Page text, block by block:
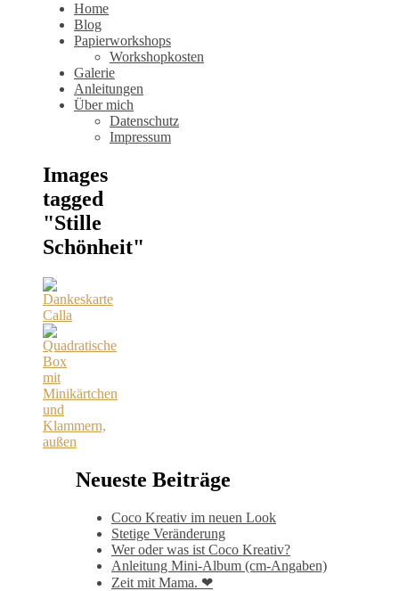
Home
Blog
Papierworkshops
Workshopkosten
Galerie
Anleitungen
Über mich
Datenschutz
Impressum
Images
tagged
"Stille
Schönheit"
Neueste Beiträge
Coco Kreativ im neuen Look
Stetige Veränderung
Wer oder was ist Coco Kreativ?
Anleitung Mini-Album (cm-Angaben)
Zeit mit Mama. ❤